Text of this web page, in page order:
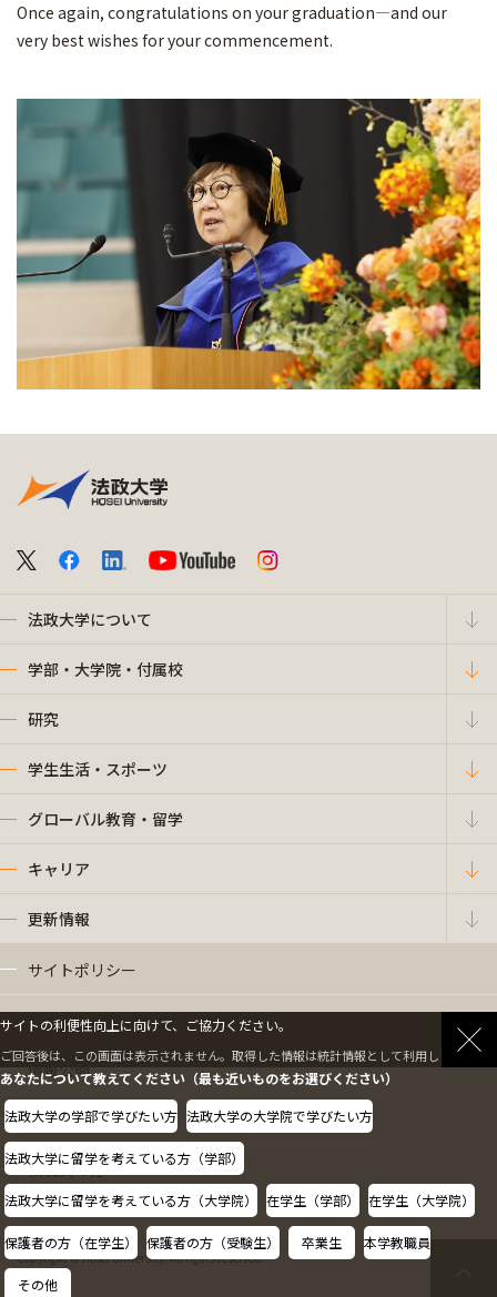
Once again, congratulations on your graduation—and our
very best wishes for your commencement.
法政大学について
学部・大学院・付属校
研究
学生生活・スポーツ
グローバル教育・留学
キャリア
更新情報
サイトポリシー
プライバシーポリシー
情報公開
採用情報
教職員の方へ
Copyright © Hosei University. All rights reserved.
サイトの利便性向上に向けて、ご協力ください。
ご回答後は、この画面は表示されません。取得した情報は統計情報として利用します。
あなたについて教えてください（最も近いものをお選びください）
法政大学の学部で学びたい方 法政大学の大学院で学びたい方
法政大学に留学を考えている方（学部）
法政大学に留学を考えている方（大学院） 在学生（学部） 在学生（大学院）
保護者の方（在学生） 保護者の方（受験生） 卒業生 本学教職員
その他